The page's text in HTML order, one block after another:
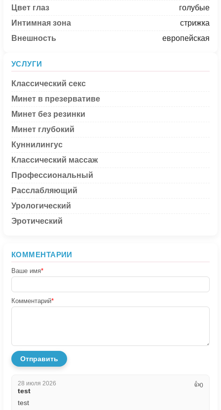
Цвет глаз
голубые
Интимная зона
стрижка
Внешность
европейская
УСЛУГИ
Классический секс
Минет в презервативе
Минет без резинки
Минет глубокий
Куннилингус
Классический массаж
Профессиональный
Расслабляющий
Урологический
Эротический
КОММЕНТАРИИ
Ваше имя*
Комментарий*
Отправить
28 июля 2026
test
👍0
test